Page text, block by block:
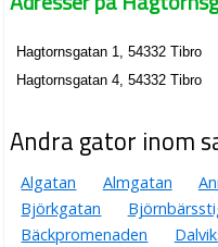
Hagtornsgatan 1, 54332 Tibro
Hagtornsgatan 4, 54332 Tibro
Andra gator inom
Algatan Almgatan
Björkgatan
Bäckpromenaden